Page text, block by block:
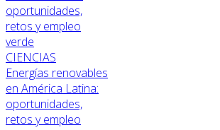
CIENCIAS
Energías renovables
en América Latina:
oportunidades,
retos y empleo